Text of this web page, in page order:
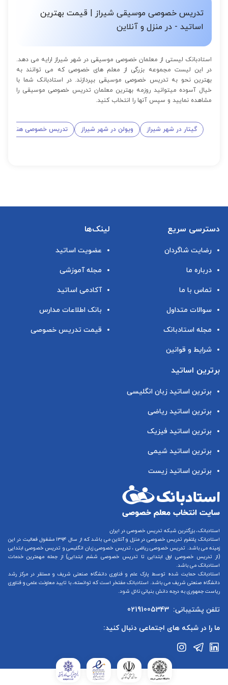
تدریس خصوصی موسیقی شیراز | قیمت بهترین
اساتید - در منزل و آنلاین
استادبانک لیستی از معلمان خصوصی موسیقی در شهر شیراز ارایه می دهد.
در این لیست مجموعه بزرگی از معلم های خصوصی که می توانند به
بهترین نحو به تدریس خصوصی موسیقی بپردازند. در استادبانک شما با
خیال آسوده میتوانید روزمه بهترین معلمان تدریس خصوصی موسیقی را
مشاهده نمایید و سپس آنها را انتخاب کنید.
گیتار در شهر شیراز ویولن در شهر شیراز تدریس خصوصی هنگ
دسترسی سریع
رضایت شاگردان
درباره ما
تماس با ما
سوالات متداول
مجله استادبانک
شرایط و قوانین
لینک‌ها
عضویت اساتید
مجله آموزشی
آکادمی اساتید
بانک اطلاعات مدارس
قیمت تدریس خصوصی
برترین اساتید
برترین اساتید زبان انگلیسی
برترین اساتید ریاضی
برترین اساتید فیزیک
برترین اساتید شیمی
برترین اساتید زیست
استادبانک، بزرگترین شبکه تدریس خصوصی در ایران
استادبانک پلتفرم تدریس خصوصی در منزل و آنلاین
می باشد که از سال ۱۳۹۴ مشغول فعالیت در این
زمینه می باشد. تدریس خصوصی ریاضی ، تدریس خصوصی زبان انگلیسیو تدریس خصوصی ابتدایی
(از تدریس خصوصی اول ابتدایی تا تدریس خصوصی ششم ابتدایی) از جمله مهمترین خدمات
استادبانک می باشد.
استادبانک حمایت شده توسط پارک علم و فناوری دانشگاه صنعتی شریف و مستقر در مرکز رشد
دانشگاه صنعتی شریف می باشد. استادبانک مفتخر است که توانسته، با تایید معاونت علمی و فناوری
ریاست جمهوری به درجه دانش بنیانی نائل شود.
تلفن پشتیبانی: 02191005343
ما را در شبکه های اجتماعی دنبال کنید: